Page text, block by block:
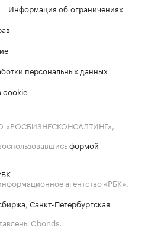
Информация об ограничениях
персональных данных
cookie
формой
агентство «РБК».
Санкт-Петербургская
Cbonds.